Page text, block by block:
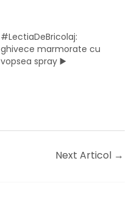
#LectiaDeBricolaj:
ghivece marmorate cu
vopsea spray ▶️
Next Articol →